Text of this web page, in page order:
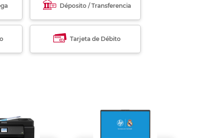
Déposito / Transferencia
Tarjeta de Débito